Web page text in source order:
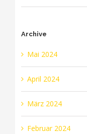
Archive
Mai 2024
April 2024
März 2024
Februar 2024